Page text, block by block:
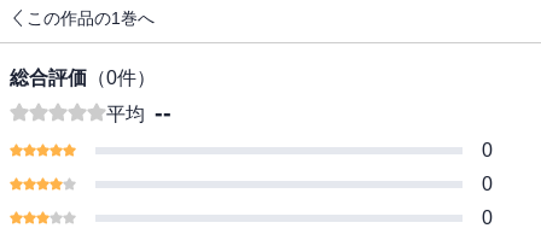
この作品の1巻へ
総合評価 （0件）
平均 --
0
0
0